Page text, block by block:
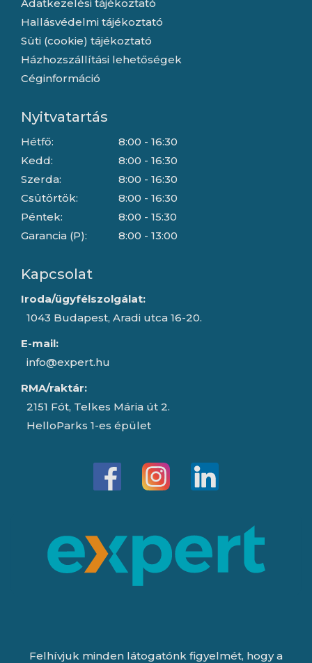
Adatkezelési tájékoztató
Hallásvédelmi tájékoztató
Süti (cookie) tájékoztató
Házhozszállítási lehetőségek
Céginformáció
Nyitvatartás
Hétfő:
Kedd:
Szerda:
Csütörtök:
Péntek:
Garancia (P):
8:00 - 16:30
8:00 - 16:30
8:00 - 16:30
8:00 - 16:30
8:00 - 15:30
8:00 - 13:00
Kapcsolat
Iroda/ügyfélszolgálat:
1043 Budapest, Aradi utca 16-20.
E-mail:
info@expert.hu
RMA/raktár:
2151 Fót, Telkes Mária út 2.
HelloParks 1-es épület
Felhívjuk minden látogatónk figyelmét, hogy a